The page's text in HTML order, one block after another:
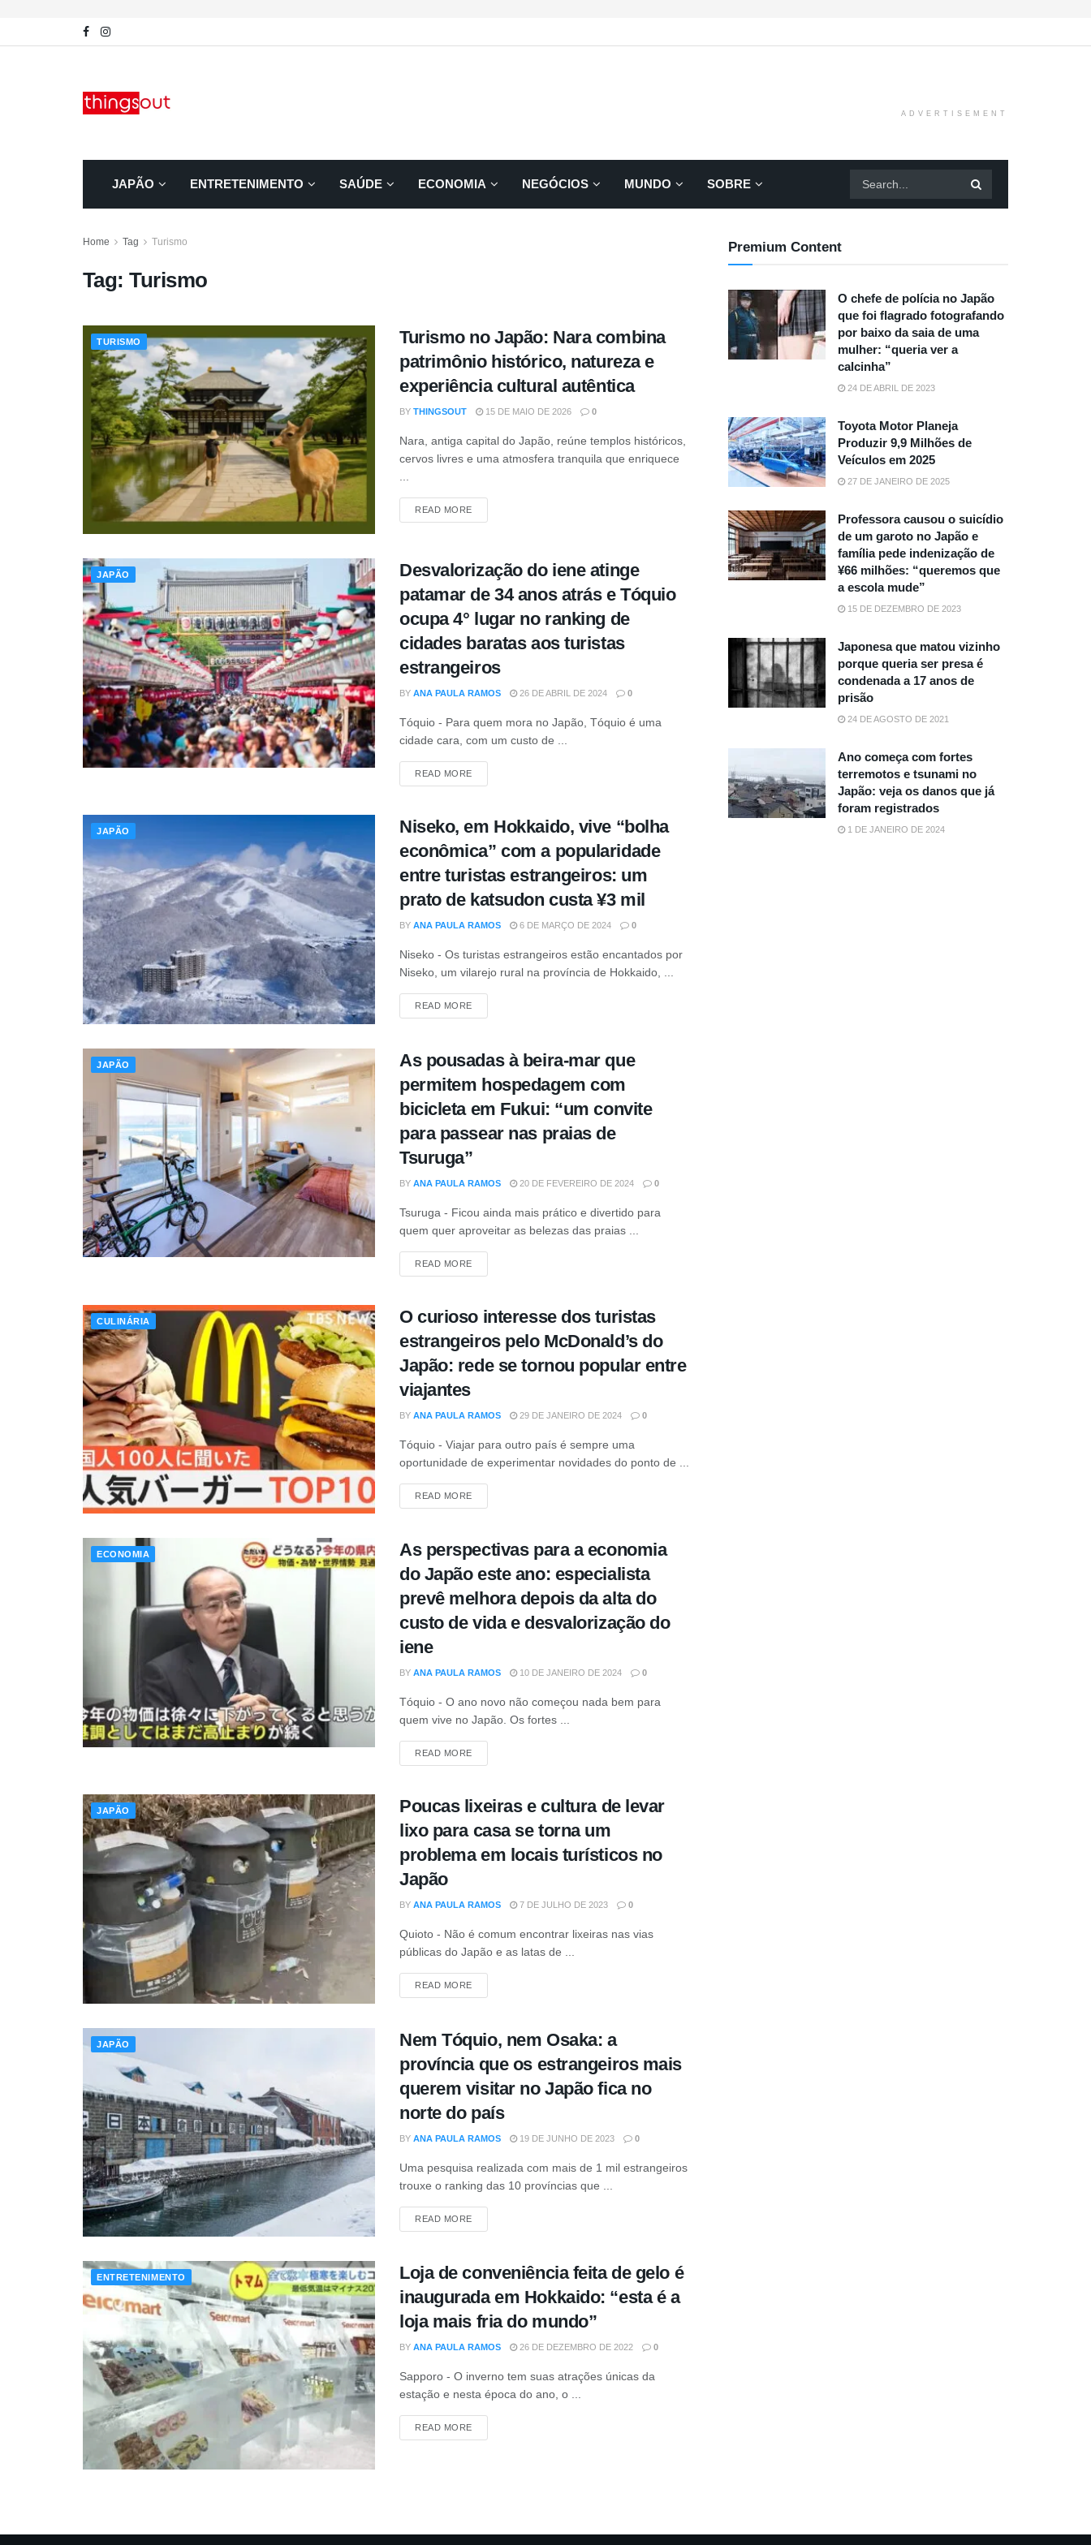
ADVERTISEMENT
JAPÃO ENTRETENIMENTO SAÚDE ECONOMIA NEGÓCIOS MUNDO SOBRE
Home Tag Turismo
Tag:Turismo
TURISMO
Turismo no Japão: Nara combina
patrimônio histórico, natureza e
experiência cultural autêntica
BY THINGSOUT 15 DE MAIO DE 2026 0
Nara, antiga capital do Japão, reúne templos históricos,
cervos livres e uma atmosfera tranquila que enriquece
READ MORE
JAPÃO
Desvalorização do iene atinge
patamar de 34 anos atrás e Tóquio
ocupa 4° lugar no ranking de
cidades baratas aos turistas
estrangeiros
BY ANA PAULA RAMOS 26 DE ABRIL DE 2024 0
Tóquio - Para quem mora no Japão, Tóquio é uma
cidade cara, com um custo de ...
READ MORE
JAPÃO
Niseko, em Hokkaido, vive “bolha
econômica” com a popularidade
entre turistas estrangeiros: um
prato de katsudon custa ¥3 mil
BY ANA PAULA RAMOS 6 DE MARÇO DE 2024 0
Niseko - Os turistas estrangeiros estão encantados por
Niseko, um vilarejo rural na província de Hokkaido, ...
READ MORE
JAPÃO
As pousadas à beira-mar que
permitem hospedagem com
bicicleta em Fukui: “um convite
para passear nas praias de
Tsuruga”
BY ANA PAULA RAMOS 20 DE FEVEREIRO DE 2024 0
Tsuruga - Ficou ainda mais prático e divertido para
quem quer aproveitar as belezas das praias ...
READ MORE
CULINÁRIA
O curioso interesse dos turistas
estrangeiros pelo McDonald’s do
Japão: rede se tornou popular entre
viajantes
BY ANA PAULA RAMOS 29 DE JANEIRO DE 2024 0
Tóquio - Viajar para outro país é sempre uma
oportunidade de experimentar novidades do ponto de ...
READ MORE
ECONOMIA
As perspectivas para a economia
do Japão este ano: especialista
prevê melhora depois da alta do
custo de vida e desvalorização do
iene
BY ANA PAULA RAMOS 10 DE JANEIRO DE 2024 0
Tóquio - O ano novo não começou nada bem para
quem vive no Japão. Os fortes ...
READ MORE
JAPÃO
Poucas lixeiras e cultura de levar
lixo para casa se torna um
problema em locais turísticos no
Japão
BY ANA PAULA RAMOS 7 DE JULHO DE 2023 0
Quioto - Não é comum encontrar lixeiras nas vias
públicas do Japão e as latas de ...
READ MORE
JAPÃO
Nem Tóquio, nem Osaka: a
província que os estrangeiros mais
querem visitar no Japão fica no
norte do país
BY ANA PAULA RAMOS 19 DE JUNHO DE 2023 0
Uma pesquisa realizada com mais de 1 mil estrangeiros
trouxe o ranking das 10 províncias que ...
READ MORE
ENTRETENIMENTO
Loja de conveniência feita de gelo é
inaugurada em Hokkaido: “esta é a
loja mais fria do mundo”
BY ANA PAULA RAMOS 26 DE DEZEMBRO DE 2022 0
Sapporo - O inverno tem suas atrações únicas da
estação e nesta época do ano, o ...
READ MORE
Premium Content
O chefe de polícia no Japão
que foi flagrado fotografando
por baixo da saia de uma
mulher: “queria ver a
calcinha”
24 DE ABRIL DE 2023
Toyota Motor Planeja
Produzir 9,9 Milhões de
Veículos em 2025
27 DE JANEIRO DE 2025
Professora causou o suicídio
de um garoto no Japão e
família pede indenização de
¥66 milhões: “queremos que
a escola mude”
15 DE DEZEMBRO DE 2023
Japonesa que matou vizinho
porque queria ser presa é
condenada a 17 anos de
prisão
24 DE AGOSTO DE 2021
Ano começa com fortes
terremotos e tsunami no
Japão: veja os danos que já
foram registrados
1 DE JANEIRO DE 2024